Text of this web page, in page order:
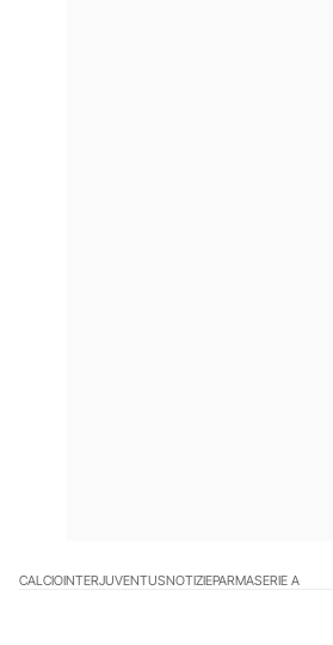
CALCIOINTERJUVENTUSNOTIZIEPARMASERIE A